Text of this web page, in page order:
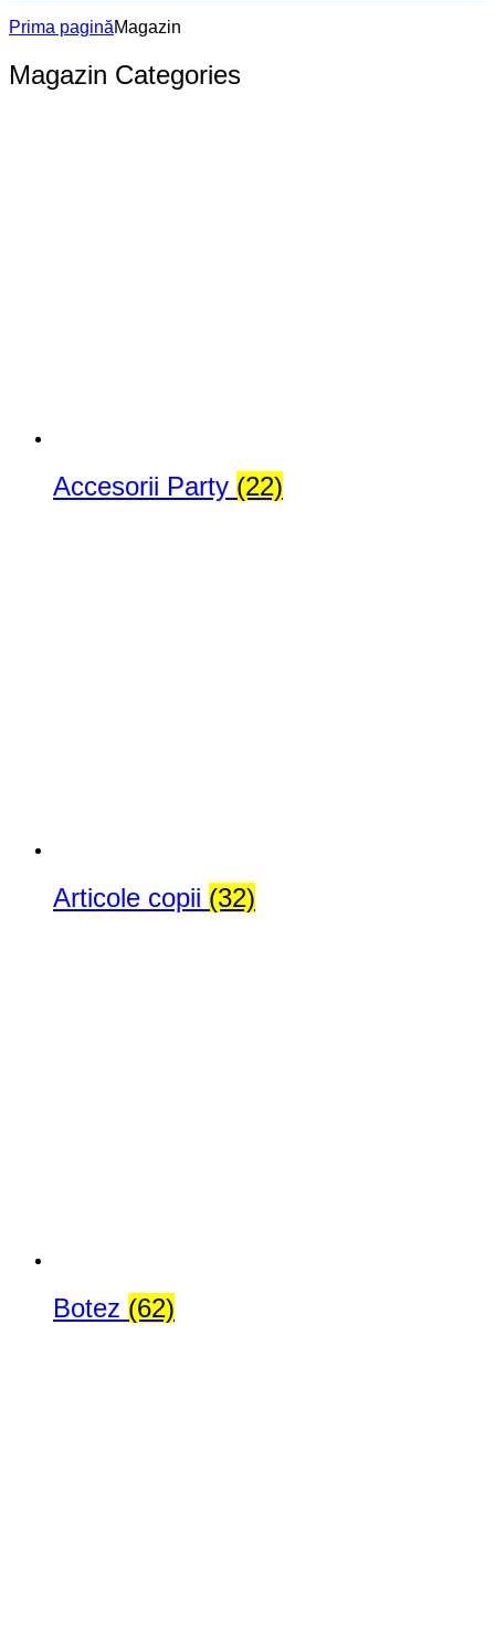
Prima paginăMagazin
Magazin Categories
Accesorii Party (22)
Articole copii (32)
Botez (62)